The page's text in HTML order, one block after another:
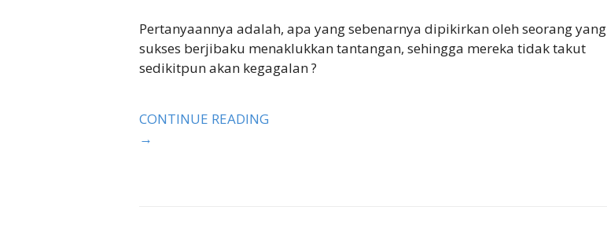
Pertanyaannya adalah, apa yang sebenarnya dipikirkan oleh seorang yang
sukses berjibaku menaklukkan tantangan, sehingga mereka tidak takut
sedikitpun akan kegagalan ?
CONTINUE READING
→